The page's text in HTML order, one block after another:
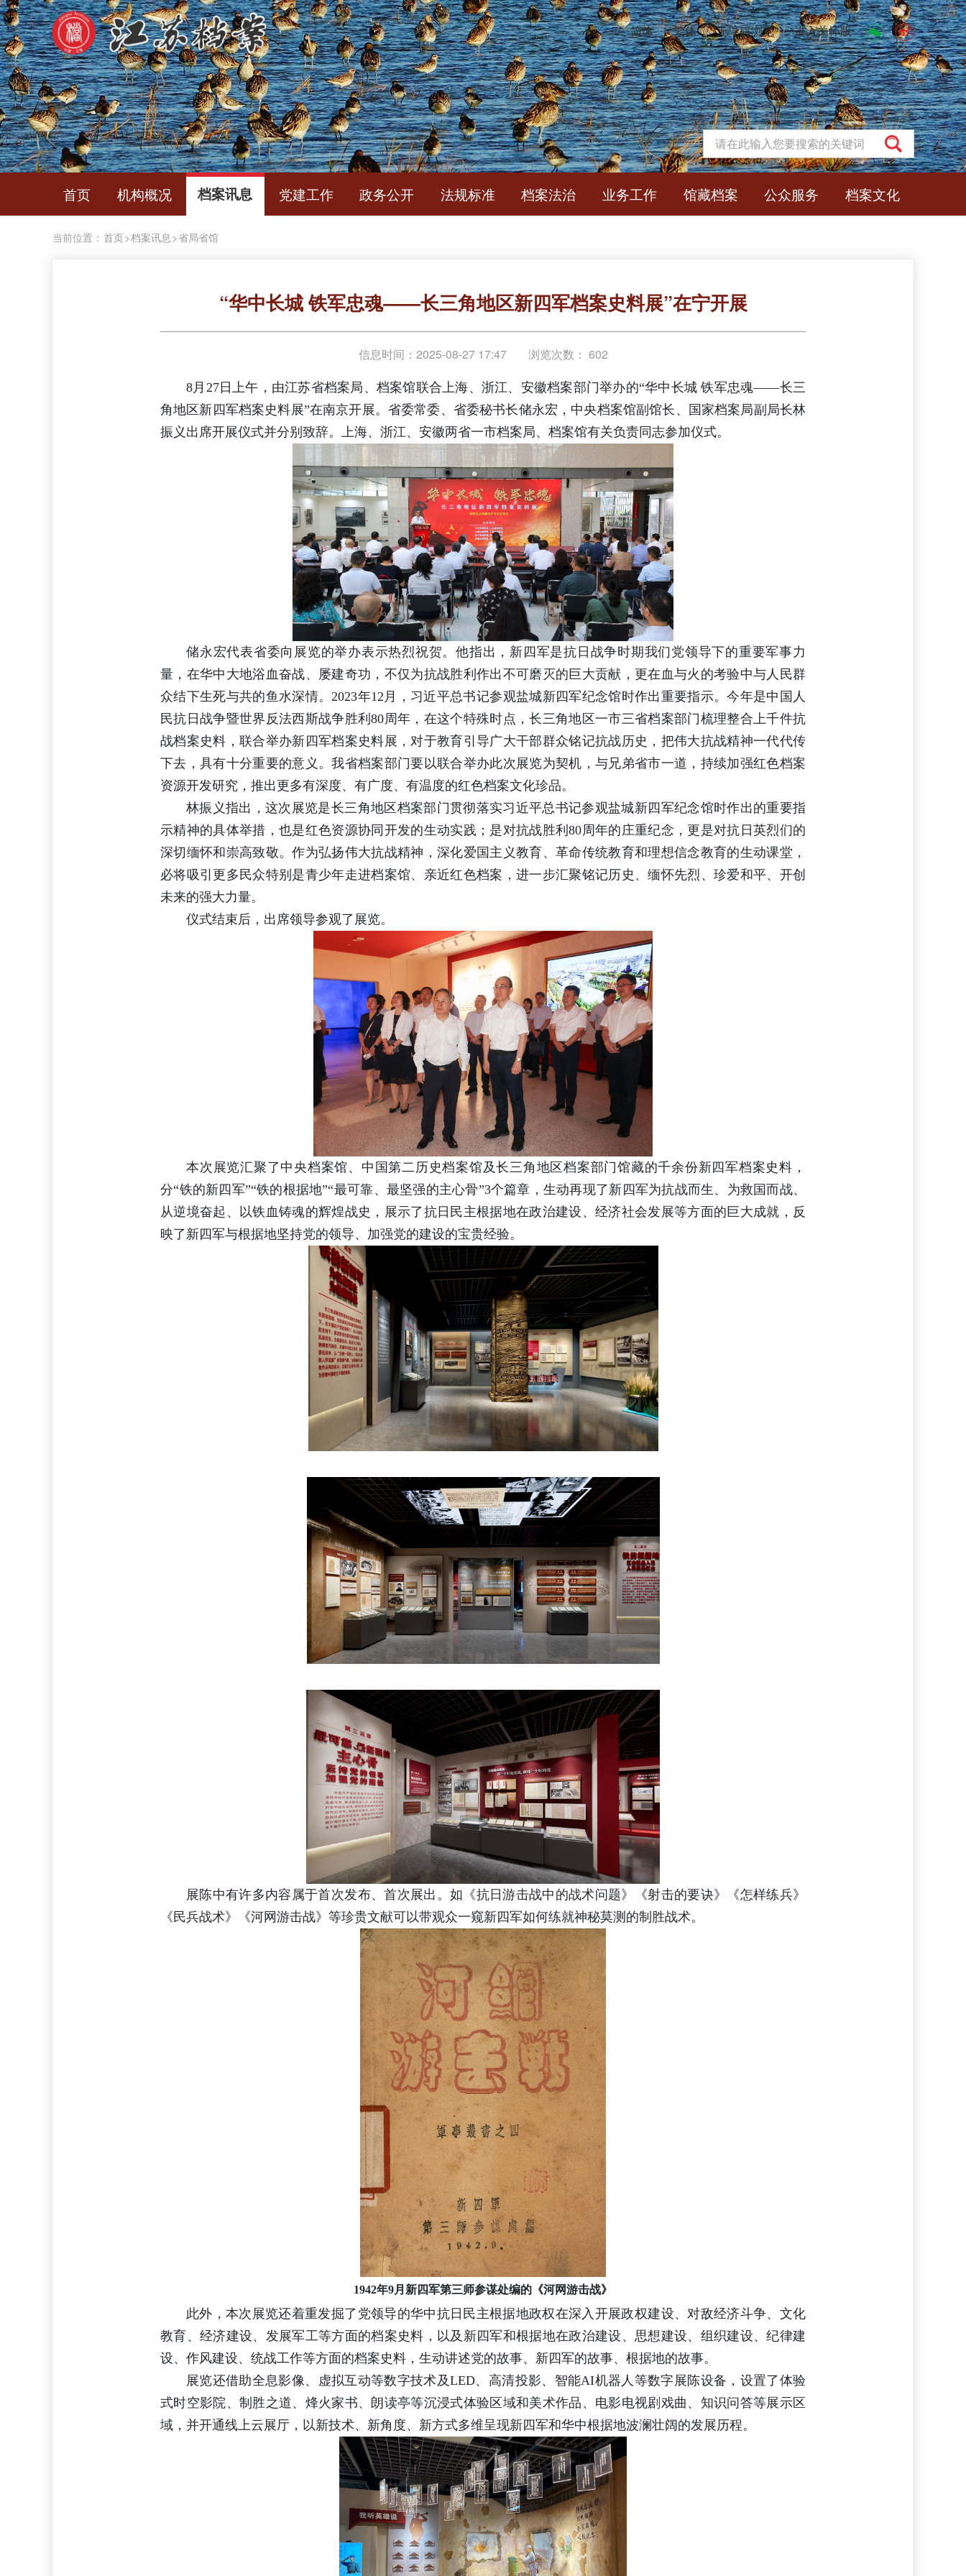
简体 丨 繁体 丨 无障碍浏览 丨 进入关怀版
首页 机构概况 档案讯息 党建工作 政务公开 法规标准 档案法治 业务工作 馆藏档案 公众服务 档案文化
当前位置： 首页>档案讯息>省局省馆
“华中长城 铁军忠魂——长三角地区新四军档案史料展”在宁开展
信息时间：2025-08-27 17:47 浏览次数： 602
8月27日上午，由江苏省档案局、档案馆联合上海、浙江、安徽档案部门举办的“华中长城 铁军忠魂——长三
角地区新四军档案史料展”在南京开展。省委常委、省委秘书长储永宏，中央档案馆副馆长、国家档案局副局长林
振义出席开展仪式并分别致辞。上海、浙江、安徽两省一市档案局、档案馆有关负责同志参加仪式。
储永宏代表省委向展览的举办表示热烈祝贺。他指出，新四军是抗日战争时期我们党领导下的重要军事力
量，在华中大地浴血奋战、屡建奇功，不仅为抗战胜利作出不可磨灭的巨大贡献，更在血与火的考验中与人民群
众结下生死与共的鱼水深情。2023年12月，习近平总书记参观盐城新四军纪念馆时作出重要指示。今年是中国人
民抗日战争暨世界反法西斯战争胜利80周年，在这个特殊时点，长三角地区一市三省档案部门梳理整合上千件抗
战档案史料，联合举办新四军档案史料展，对于教育引导广大干部群众铭记抗战历史，把伟大抗战精神一代代传
下去，具有十分重要的意义。我省档案部门要以联合举办此次展览为契机，与兄弟省市一道，持续加强红色档案
资源开发研究，推出更多有深度、有广度、有温度的红色档案文化珍品。
林振义指出，这次展览是长三角地区档案部门贯彻落实习近平总书记参观盐城新四军纪念馆时作出的重要指
示精神的具体举措，也是红色资源协同开发的生动实践；是对抗战胜利80周年的庄重纪念，更是对抗日英烈们的
深切缅怀和崇高致敬。作为弘扬伟大抗战精神，深化爱国主义教育、革命传统教育和理想信念教育的生动课堂，
必将吸引更多民众特别是青少年走进档案馆、亲近红色档案，进一步汇聚铭记历史、缅怀先烈、珍爱和平、开创
未来的强大力量。
仪式结束后，出席领导参观了展览。
本次展览汇聚了中央档案馆、中国第二历史档案馆及长三角地区档案部门馆藏的千余份新四军档案史料，
分“铁的新四军”“铁的根据地”“最可靠、最坚强的主心骨”3个篇章，生动再现了新四军为抗战而生、为救国而战、
从逆境奋起、以铁血铸魂的辉煌战史，展示了抗日民主根据地在政治建设、经济社会发展等方面的巨大成就，反
映了新四军与根据地坚持党的领导、加强党的建设的宝贵经验。
展陈中有许多内容属于首次发布、首次展出。如《抗日游击战中的战术问题》《射击的要诀》《怎样练兵》
《民兵战术》《河网游击战》等珍贵文献可以带观众一窥新四军如何练就神秘莫测的制胜战术。
1942年9月新四军第三师参谋处编的《河网游击战》
此外，本次展览还着重发掘了党领导的华中抗日民主根据地政权在深入开展政权建设、对敌经济斗争、文化
教育、经济建设、发展军工等方面的档案史料，以及新四军和根据地在政治建设、思想建设、组织建设、纪律建
设、作风建设、统战工作等方面的档案史料，生动讲述党的故事、新四军的故事、根据地的故事。
展览还借助全息影像、虚拟互动等数字技术及LED、高清投影、智能AI机器人等数字展陈设备，设置了体验
式时空影院、制胜之道、烽火家书、朗读亭等沉浸式体验区域和美术作品、电影电视剧戏曲、知识问答等展示区
域，并开通线上云展厅，以新技术、新角度、新方式多维呈现新四军和华中根据地波澜壮阔的发展历程。